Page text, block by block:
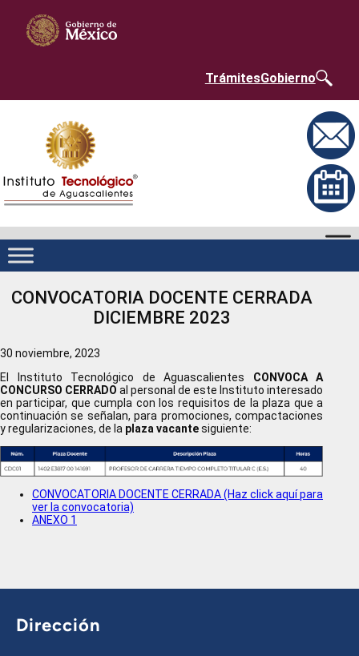
contenido
TrámitesGobierno
CONVOCATORIA DOCENTE CERRADA
DICIEMBRE 2023
30 noviembre, 2023
El Instituto Tecnológico de Aguascalientes CONVOCA A
CONCURSO CERRADO al personal de este Instituto interesado
en participar, que cumpla con los requisitos de la plaza que a
continuación se señalan, para promociones, compactaciones
y regularizaciones, de la plaza vacantesiguiente:
CONVOCATORIA DOCENTE CERRADA (Haz click aquí para
ver la convocatoria)
ANEXO 1
Dirección